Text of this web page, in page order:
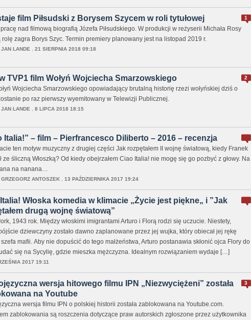
1
film Piłsudski z Borysem Szycem w roli tytułowej
nad filmową biografią Józefa Piłsudskiego. W produkcji w reżyserii Michała Rosy
rolę zagra Borys Szyc. Termin premiery planowany jest na listopad 2019 r.
JAN LANDE 21 SIERPNIA 2018 09:18
2
TVP1 film Wołyń Wojciecha Smarzowskiego
Wojciecha Smarzowskiego opowiadający brutalną historię rzezi wołyńskiej dziś o
po raz pierwszy wyemitowany w Telewizji Publicznej.
JAN LANDE 8 LIPCA 2018 18:15
Italia!” – film – Pierfrancesco Diliberto – 2016 – recenzja
ten motyw muzyczny z drugiej części Jak rozpętałem II wojnę światową, kiedy Franek
ze śliczną Włoszką? Od kiedy obejrzałem Ciao Italia! nie mogę się go pozbyć z głowy. Na
na nanana…
GRZEGORZ ANTOSZEK, 13 PAŹDZIERNIKA 2017 19:24
Włoska komedia w klimacie „Życie jest piękne„ i ”Jak
drugą wojnę światową”
1943 rok. Między włoskimi imigrantami Arturo i Florą rodzi się uczucie. Niestety,
dziewczyny zostało dawno zaplanowane przez jej wujka, który obiecał jej rękę
mafii. Aby nie dopuścić do tego małżeństwa, Arturo postanawia skłonić ojca Flory do
się na Sycylię, gdzie mieszka mężczyzna. Idealnym rozwiązaniem wydaje […]
2017 19:11
3
wersja hitowego filmu IPN „Niezwyciężeni” została
na Youtube
wersja filmu IPN o polskiej historii została zablokowana na Youtube.com.
zablokowania są roszczenia dotyczące praw autorskich zgłoszone przez użytkownika